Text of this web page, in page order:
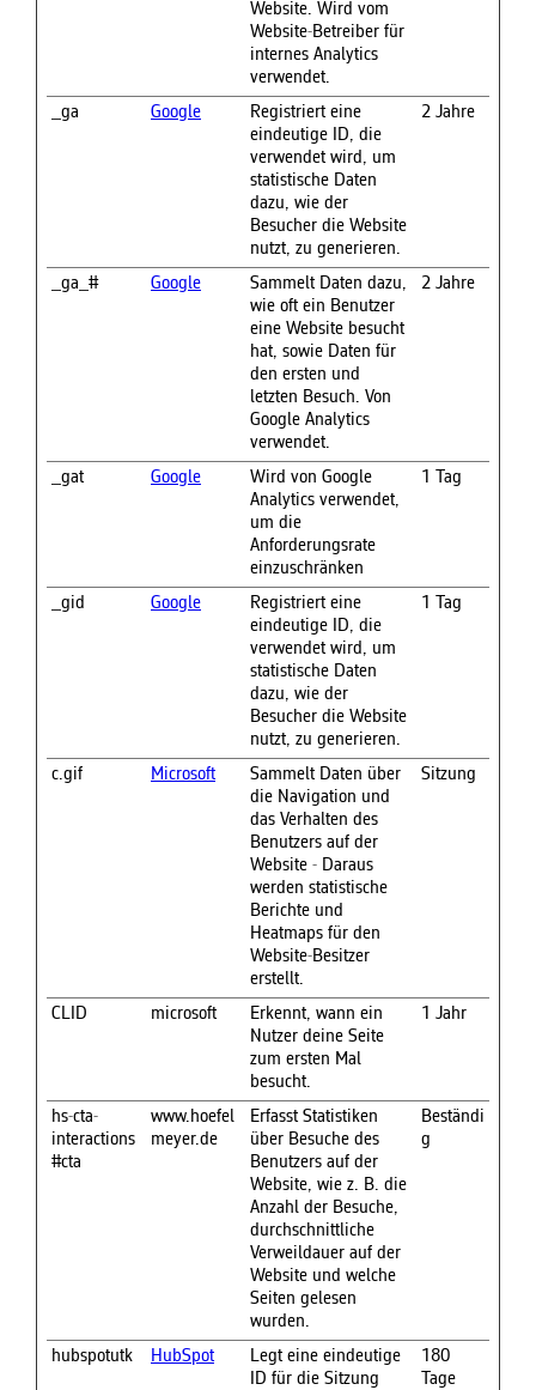
Website. Wird vom
Website-Betreiber für
internes Analytics
verwendet.
_ga Google
Registriert eine
eindeutige ID, die
verwendet wird, um
statistische Daten
dazu, wie der
Besucher die Website
nutzt, zu generieren.
2 Jahre
_ga_# Google
Sammelt Daten dazu,
wie oft ein Benutzer
eine Website besucht
hat, sowie Daten für
den ersten und
letzten Besuch. Von
Google Analytics
verwendet.
2 Jahre
_gat Google
Wird von Google
Analytics verwendet,
um die
Anforderungsrate
einzuschränken
1 Tag
_gid Google
Registriert eine
eindeutige ID, die
verwendet wird, um
statistische Daten
dazu, wie der
Besucher die Website
nutzt, zu generieren.
1 Tag
c.gif Microsoft
Sammelt Daten über
die Navigation und
das Verhalten des
Benutzers auf der
Website - Daraus
werden statistische
Berichte und
Heatmaps für den
Website-Besitzer
erstellt.
Sitzung
CLID microsoft
Erkennt, wann ein
Nutzer deine Seite
zum ersten Mal
besucht.
1 Jahr
hs-cta-
interactions
#cta
www.hoefel
meyer.de
Erfasst Statistiken
über Besuche des
Benutzers auf der
Website, wie z. B. die
Anzahl der Besuche,
durchschnittliche
Verweildauer auf der
Website und welche
Seiten gelesen
wurden.
Beständi
g
hubspotutk HubSpot
Legt eine eindeutige
ID für die Sitzung
180
Tage